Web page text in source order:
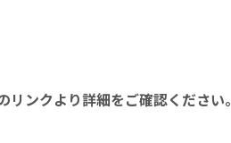
ンクより詳細をご確認ください。